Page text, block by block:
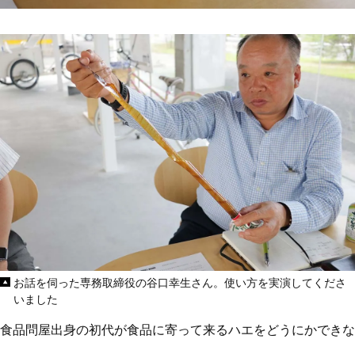
お話を伺った専務取締役の谷口幸生さん。使い方を実演してくださ
いました
食品問屋出身の初代が食品に寄って来るハエをどうにかできな